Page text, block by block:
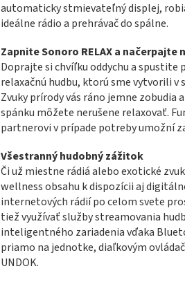
automaticky stmievateľný displej,
ideálne rádio a prehrávač do spálne.
Zapnite Sonoro RELAX a načerpajte
Doprajte si chvíľku oddychu a spustite
relaxačnú hudbu, ktorú sme vytvorili
Zvuky prírody vás ráno jemne zobudia
spánku môžete nerušene relaxovať.
partnerovi v prípade potreby umožní
Všestranný hudobný zážitok
Či už miestne rádiá alebo exotické
wellness obsahu k dispozícii aj
internetových rádií po celom svete
tiež využívať služby streamovania
inteligentného zariadenia vďaka
priamo na jednotke, diaľkovým
UNDOK.